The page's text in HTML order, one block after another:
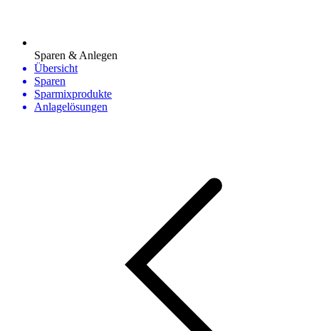
Sparen & Anlegen
Übersicht
Sparen
Sparmixprodukte
Anlagelösungen